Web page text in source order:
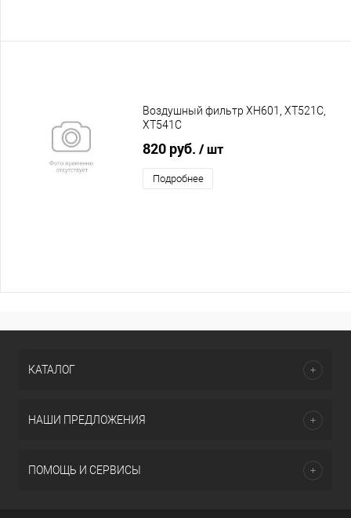
Воздушный фильтр XH601, XT521C,
XT541C
820 руб. / шт
Подробнее
КАТАЛОГ
НАШИ ПРЕДЛОЖЕНИЯ
ПОМОЩЬ И СЕРВИСЫ